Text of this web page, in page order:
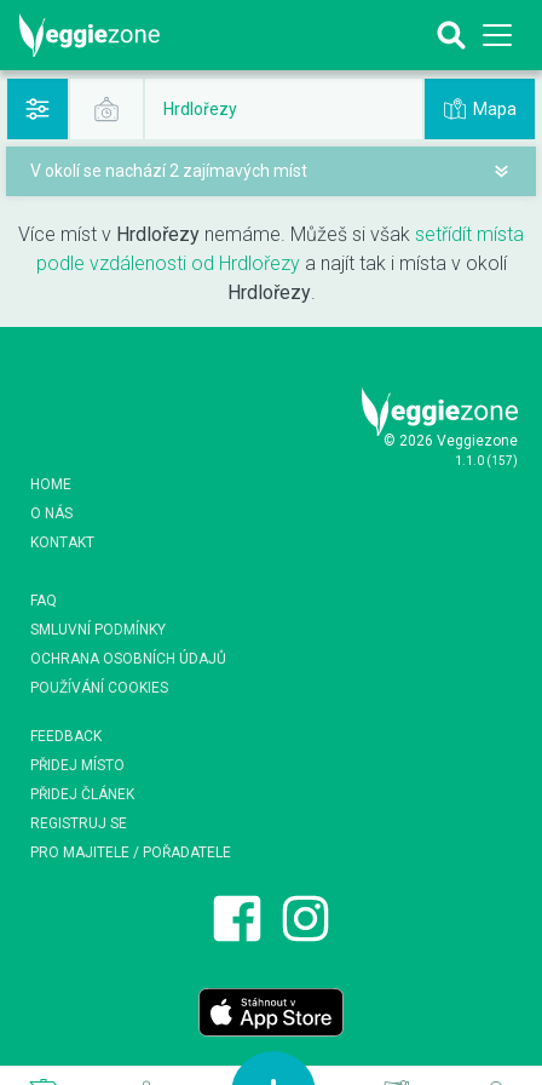
Hrdlořezy Mapa
V okolí se nachází 2 zajímavých míst
Více míst v Hrdlořezy nemáme. Můžeš si však setřídít místa
podle vzdálenosti od Hrdlořezya najít tak i místa v okolí
Hrdlořezy.
© 2026 Veggiezone
1.1.0 (157)
HOME
O NÁS
KONTAKT
FAQ
SMLUVNÍ PODMÍNKY
OCHRANA OSOBNÍCH ÚDAJŮ
POUŽÍVÁNÍ COOKIES
FEEDBACK
PŘIDEJ MÍSTO
PŘIDEJ ČLÁNEK
REGISTRUJ SE
PRO MAJITELE / POŘADATELE